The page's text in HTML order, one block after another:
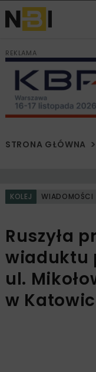
REKLAMA
STRONA GŁÓWNA
KOLEJ WIADOMOŚCI
Ruszyła
wiaduktu
ul.
w